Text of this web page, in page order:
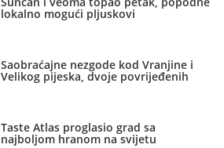
lokalno mogući pljuskovi
Saobraćajne nezgode kod Vranjine i
Velikog pijeska, dvoje povrijeđenih
Taste Atlas proglasio grad sa
najboljom hranom na svijetu